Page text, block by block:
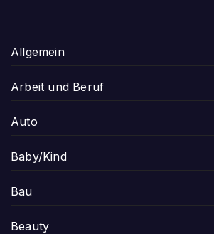
Allgemein
Arbeit und Beruf
Auto
Baby/Kind
Bau
Beauty